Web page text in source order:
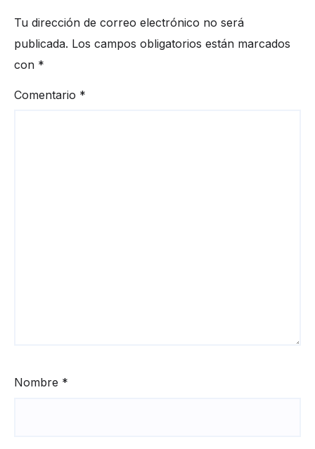
Tu dirección de correo electrónico no será
publicada. Los campos obligatorios están marcados
con *
Comentario *
Nombre *